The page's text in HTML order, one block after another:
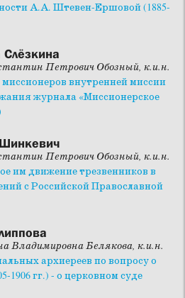
А.А. Штевен-Ершовой (1885-
Петрович Обозный, к.и.н.
внутренней миссии
журнала «Миссионерское
Петрович Обозный, к.и.н.
им движение трезвенников в
с Российской Православной
Владимировна Белякова, к.и.н.
архиереев по вопросу о
1906 гг.) - о церковном суде